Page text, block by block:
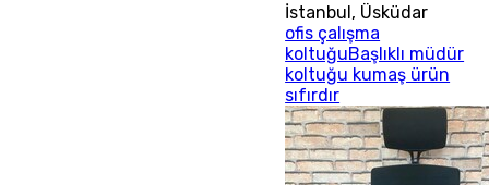
İstanbul, Üsküdar
ofis çalışma
koltuğuBaşlıklı müdür
koltuğu kumaş ürün
sıfırdır